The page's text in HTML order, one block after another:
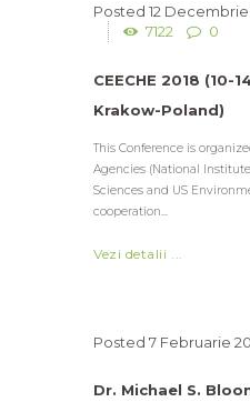
12 Decembrie
7122
0
CEECHE 2018 (10-
Krakow-Poland)
This Conference is
Agencies (National
Sciences and US
cooperation...
Vezi detalii ...
7 Februarie
Dr. Michael S.